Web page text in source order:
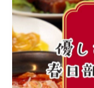
したメニュー作り
菜や卵を積極的に
き出しています。
かな味わいと、
す。